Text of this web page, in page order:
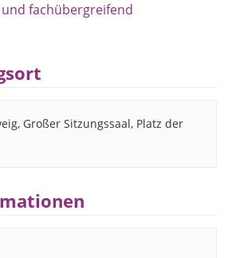
fachübergreifend
Großer Sitzungssaal, Platz der